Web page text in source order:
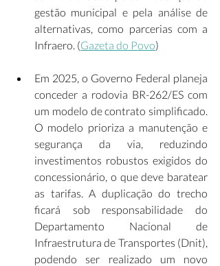
gestão municipal e pela análise de
alternativas, como parcerias com a
Infraero. (Gazeta do Povo)
Em 2025, o Governo Federal planeja
conceder a rodovia BR-262/ES com
um modelo de contrato simplificado.
O modelo prioriza a manutenção e
segurança da via, reduzindo
investimentos robustos exigidos do
concessionário, o que deve baratear
as tarifas. A duplicação do trecho
ficará sob responsabilidade do
Departamento Nacional de
Infraestrutura de Transportes (Dnit),
podendo ser realizado um novo